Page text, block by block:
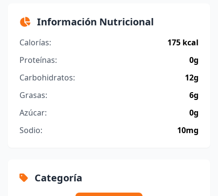
Información Nutricional
Calorías:
175 kcal
Proteínas:
0g
Carbohidratos:
12g
Grasas:
6g
Azúcar:
0g
Sodio:
10mg
Categoría